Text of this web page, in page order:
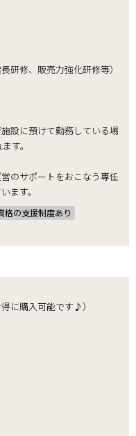
研修、販売力強化研修等）
設に預けて勤務している場
す。
のサポートをおこなう専任
ます。
格の支援制度あり
に購入可能です♪）